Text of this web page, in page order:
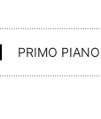
PRIMO PIANO